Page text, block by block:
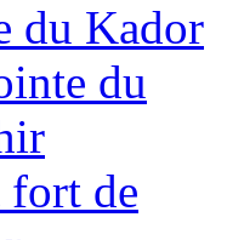
du Kador
du
fort de